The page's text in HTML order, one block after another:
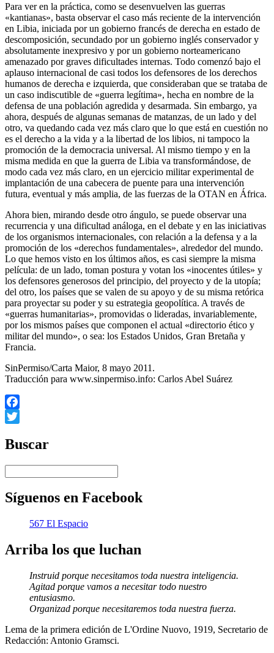
Para ver en la práctica, como se desenvuelven las guerras
«kantianas», basta observar el caso más reciente de la intervención
en Libia, iniciada por un gobierno francés de derecha en estado de
descomposición, secundado por un gobierno inglés conservador y
absolutamente inexpresivo y por un gobierno norteamericano
amenazado por graves dificultades internas. Todo comenzó bajo el
aplauso internacional de casi todos los defensores de los derechos
humanos de derecha e izquierda, que consideraban que se trataba de
un caso indiscutible de «guerra legítima», hecha en nombre de la
defensa de una población agredida y desarmada. Sin embargo, ya
ahora, después de algunas semanas de matanzas, de un lado y del
otro, va quedando cada vez más claro que lo que está en cuestión no
es el derecho a la vida y a la libertad de los libios, ni tampoco la
promoción de la democracia universal. Al mismo tiempo y en la
misma medida en que la guerra de Libia va transformándose, de
modo cada vez más claro, en un ejercicio militar experimental de
implantación de una cabecera de puente para una intervención
futura, eventual y más amplia, de las fuerzas de la OTAN en África.
Ahora bien, mirando desde otro ángulo, se puede observar una
recurrencia y una dificultad análoga, en el debate y en las iniciativas
de los organismos internacionales, con relación a la defensa y a la
promoción de los «derechos fundamentales», alrededor del mundo.
Lo que hemos visto en los últimos años, es casi siempre la misma
película: de un lado, toman postura y votan los «inocentes útiles» y
los defensores generosos del principio, del proyecto y de la utopía;
del otro, los países que se valen de su apoyo y de su misma retórica
para proyectar su poder y su estrategia geopolítica. A través de
«guerras humanitarias», promovidas o lideradas, invariablemente,
por los mismos países que componen el actual «directorio ético y
militar del mundo», o sea: los Estados Unidos, Gran Bretaña y
Francia.
SinPermiso/Carta Maior, 8 mayo 2011.
Traducción para www.sinpermiso.info: Carlos Abel Suárez
Facebook
Buscar
Síguenos en Facebook
567 El Espacio
Arriba los que luchan
Instruid porque necesitamos toda nuestra inteligencia.
Agitad porque vamos a necesitar todo nuestro
entusiasmo.
Organizad porque necesitaremos toda nuestra fuerza.
Lema de la primera edición de L'Ordine Nuovo, 1919, Secretario de
Redacción: Antonio Gramsci.